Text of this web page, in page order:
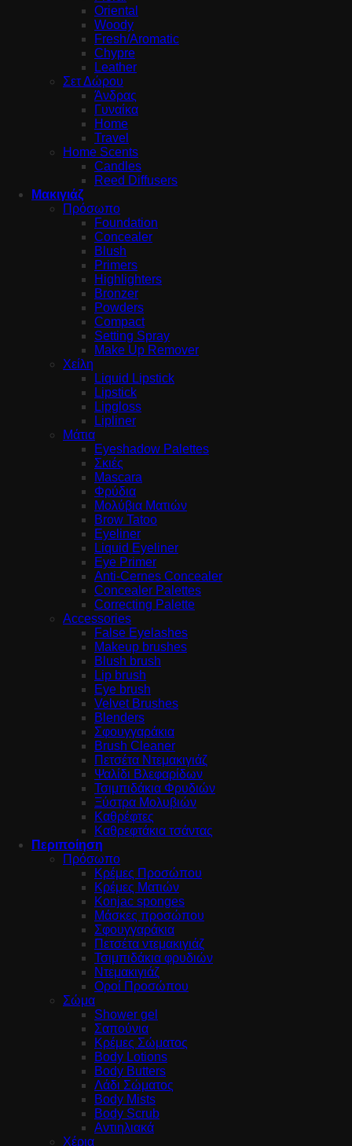
Oriental
Woody
Fresh/Aromatic
Chypre
Leather
Σετ Δώρου
Άνδρας
Γυναίκα
Home
Travel
Home Scents
Candles
Reed Diffusers
Μακιγιάζ
Πρόσωπο
Foundation
Concealer
Blush
Primers
Highlighters
Bronzer
Powders
Compact
Setting Spray
Make Up Remover
Χείλη
Liquid Lipstick
Lipstick
Lipgloss
Lipliner
Μάτια
Eyeshadow Palettes
Σκιές
Mascara
Φρύδια
Μολύβια Ματιών
Brow Tatoo
Eyeliner
Liquid Eyeliner
Eye Primer
Anti-Cernes Concealer
Concealer Palettes
Correcting Palette
Accessories
False Eyelashes
Makeup brushes
Blush brush
Lip brush
Eye brush
Velvet Brushes
Blenders
Σφουγγαράκια
Brush Cleaner
Πετσέτα Ντεμακιγιάζ
Ψαλίδι Βλεφαρίδων
Τσιμπιδάκια Φρυδιών
Ξύστρα Μολυβιών
Καθρέφτες
Καθρεφτάκια τσάντας
Περιποίηση
Πρόσωπο
Κρέμες Προσώπου
Κρέμες Ματιών
Konjac sponges
Μάσκες προσώπου
Σφουγγαράκια
Πετσέτα ντεμακιγιάζ
Τσιμπιδάκια φρυδιών
Ντεμακιγιάζ
Οροί Προσώπου
Σώμα
Shower gel
Σαπούνια
Κρέμες Σώματος
Body Lotions
Body Butters
Λάδι Σώματος
Body Mists
Body Scrub
Αντιηλιακά
Χέρια